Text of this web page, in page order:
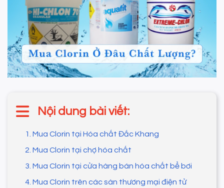
Nội dung bài viết:
1. Mua Clorin tại Hóa chất Đắc Khang
2. Mua Clorin tại chợ hóa chất
3. Mua Clorin tại cửa hàng bán hóa chất bể bơi
4. Mua Clorin trên các sàn thương mại điện tử